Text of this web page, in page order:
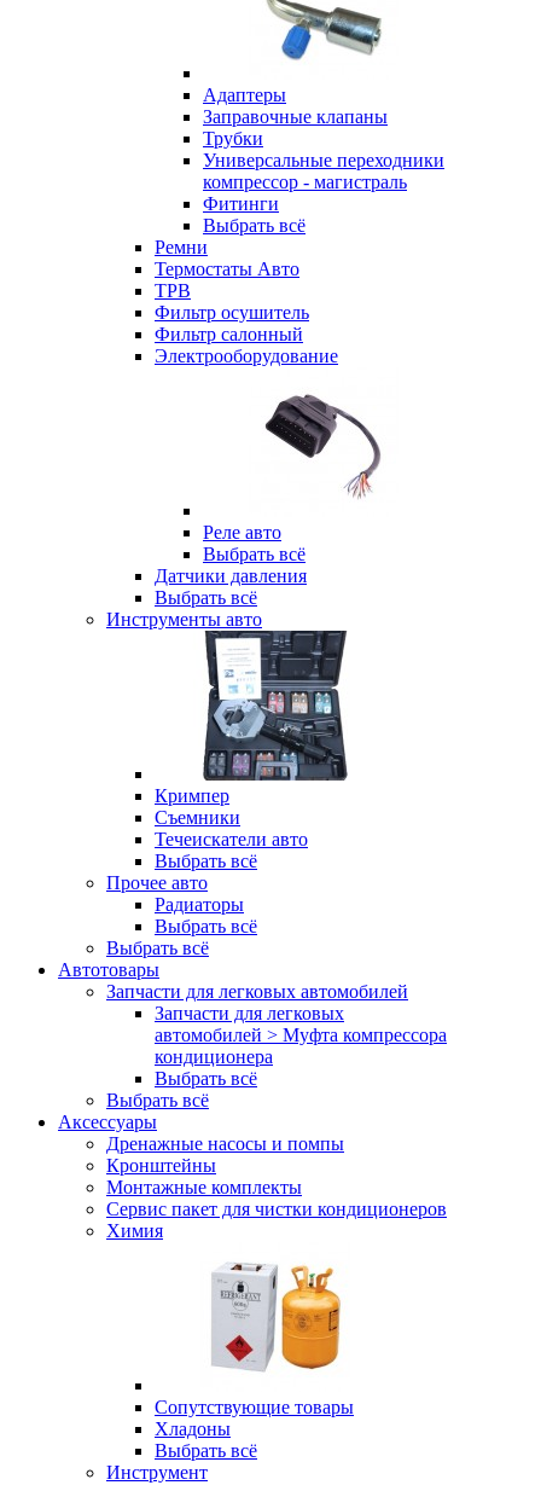
Адаптеры
Заправочные клапаны
Трубки
Универсальные переходники
компрессор - магистраль
Фитинги
Выбрать всё
Ремни
Термостаты Авто
ТРВ
Фильтр осушитель
Фильтр салонный
Электрооборудование
Реле авто
Выбрать всё
Датчики давления
Выбрать всё
Инструменты авто
Кримпер
Съемники
Течеискатели авто
Выбрать всё
Прочее авто
Радиаторы
Выбрать всё
Выбрать всё
Автотовары
Запчасти для легковых автомобилей
Запчасти для легковых
автомобилей > Муфта компрессора
кондиционера
Выбрать всё
Выбрать всё
Аксессуары
Дренажные насосы и помпы
Кронштейны
Монтажные комплекты
Сервис пакет для чистки кондиционеров
Химия
Сопутствующие товары
Хладоны
Выбрать всё
Инструмент